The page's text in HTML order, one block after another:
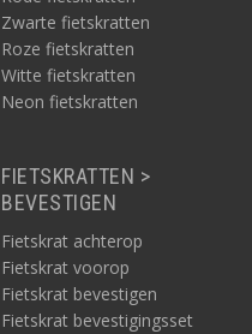
Zwarte fietskratten
Roze fietskratten
Witte fietskratten
Neon fietskratten
FIETSKRATTEN >
BEVESTIGEN
Fietskrat achterop
Fietskrat voorop
Fietskrat bevestigen
Fietskrat bevestigingsset